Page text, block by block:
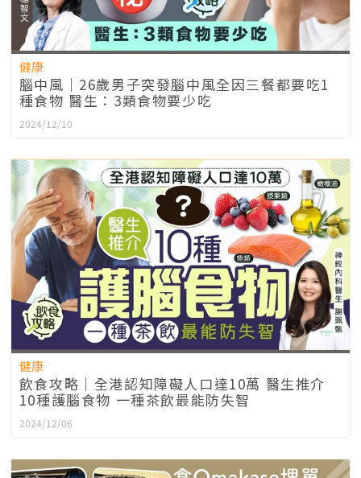
健康
腦中風｜26歲男子突發腦中風全因三餐都要吃1
種食物 醫生：3類食物要少吃
2024/12/10
健康
飲食攻略｜全港認知障礙人口達10萬 醫生推介
10種護腦食物 一種茶飲最能防失智
2024/12/06